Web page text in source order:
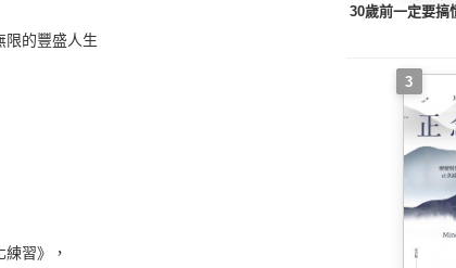
限的豐盛人生
習》，
30歲前一定要搞
3